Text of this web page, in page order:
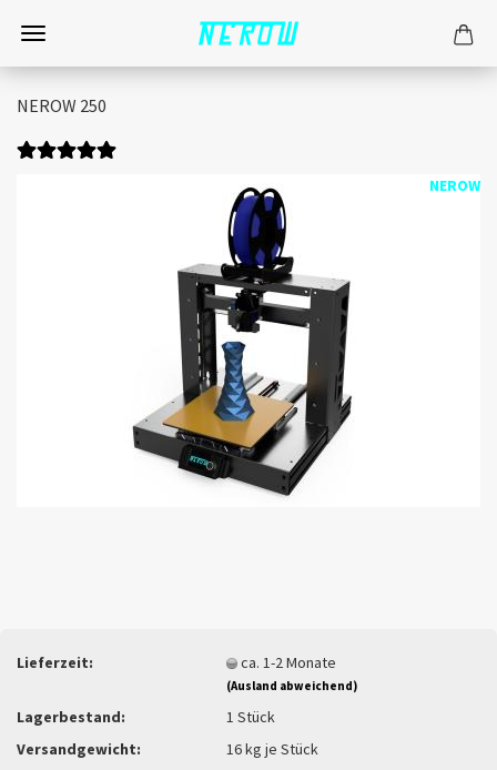
NEROW 250
NEROW
Lieferzeit: ca. 1-2 Monate
(Ausland abweichend)
Lagerbestand: 1Stück
Versandgewicht:
16kg je Stück